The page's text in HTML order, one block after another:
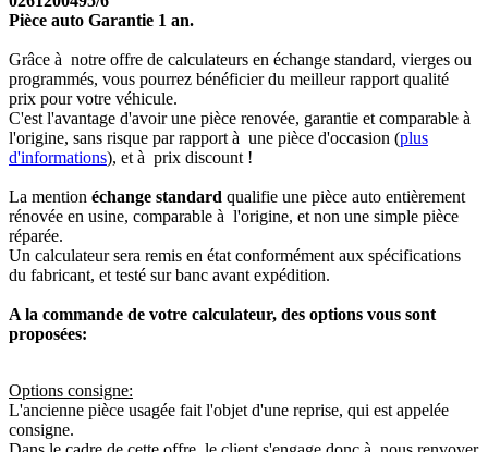
Pièce auto Garantie 1 an.
Grâce à notre offre de calculateurs en échange standard, vierges ou
programmés, vous pourrez bénéficier du meilleur rapport qualité
prix pour votre véhicule.
C'est l'avantage d'avoir une pièce renovée, garantie et comparable à
l'origine, sans risque par rapport à une pièce d'occasion (plus
d'informations), et à prix discount !
La mention échange standard qualifie une pièce auto entièrement
rénovée en usine, comparable à l'origine, et non une simple pièce
réparée.
Un calculateur sera remis en état conformément aux spécifications
du fabricant, et testé sur banc avant expédition.
A la commande de votre calculateur, des options vous sont
proposées:
Options consigne:
L'ancienne pièce usagée fait l'objet d'une reprise, qui est appelée
consigne.